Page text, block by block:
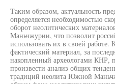
Таким образом, актуальность
определяется необходимостью
оборот неолитических
Маньчжурии, что позволит
использовать их в своей
фактический материал, за
накопленный археологами КНР,
произвести анализ общих
традиций неолита Южной